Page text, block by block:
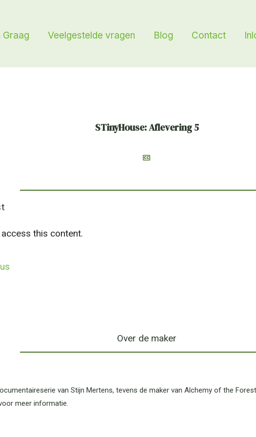
Graag Veelgestelde vragen Blog Contact
STinyHouse: Aflevering 5
this content.
Over de maker
van Stijn Mertens, tevens de maker van Alchemy of the
meer informatie.